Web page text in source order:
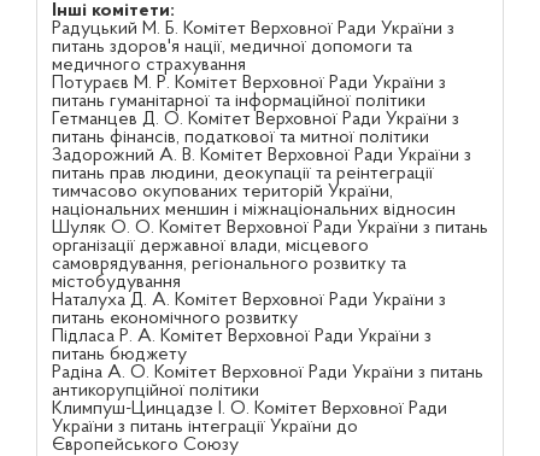
Інші комітети:
Радуцький М. Б. Комітет Верховної Ради України з
питань здоров'я нації, медичної допомоги та
медичного страхування
Потураєв М. Р. Комітет Верховної Ради України з
питань гуманітарної та інформаційної політики
Гетманцев Д. О. Комітет Верховної Ради України з
питань фінансів, податкової та митної політики
Задорожний А. В. Комітет Верховної Ради України з
питань прав людини, деокупації та реінтеграції
тимчасово окупованих територій України,
національних меншин і міжнаціональних відносин
Шуляк О. О. Комітет Верховної Ради України з питань
організації державної влади, місцевого
самоврядування, регіонального розвитку та
містобудування
Наталуха Д. А. Комітет Верховної Ради України з
питань економічного розвитку
Підласа Р. А. Комітет Верховної Ради України з
питань бюджету
Радіна А. О. Комітет Верховної Ради України з питань
антикорупційної політики
Климпуш-Цинцадзе І. О. Комітет Верховної Ради
України з питань інтеграції України до
Європейського Союзу